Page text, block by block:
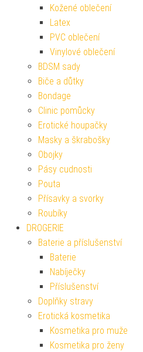
Kožené oblečení
Latex
PVC oblečení
Vinylové oblečení
BDSM sady
Biče a důtky
Bondage
Clinic pomůcky
Erotické houpačky
Masky a škrabošky
Obojky
Pásy cudnosti
Pouta
Přísavky a svorky
Roubíky
DROGERIE
Baterie a příslušenství
Baterie
Nabíječky
Příslušenství
Doplňky stravy
Erotická kosmetika
Kosmetika pro muže
Kosmetika pro ženy